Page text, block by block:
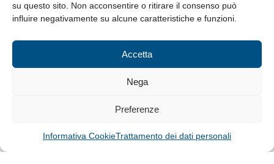
su questo sito. Non acconsentire o ritirare il consenso può
influire negativamente su alcune caratteristiche e funzioni.
Accetta
Nega
Preferenze
Informativa CookieTrattamento dei dati personali
© Tutti i diritti riservati
Privacy Policy e Cookie|Informativa Cookie